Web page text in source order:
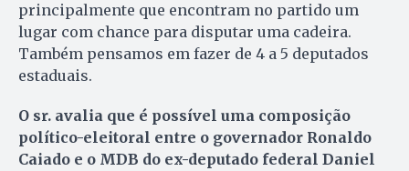
principalmente que encontram no partido um
lugar com chance para disputar uma cadeira.
Também pensamos em fazer de 4 a 5 deputados
estaduais.
O sr. avalia que é possível uma composição
político-eleitoral entre o governador Ronaldo
Caiado e o MDB do ex-deputado federal Daniel